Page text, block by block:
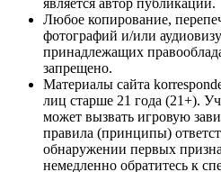
Любое копирование,
фотографий и/или
принадлежащих
запрещено.
Материалы сайта
лиц старше 21 года (21+).
может вызвать игровую
правила (принципы)
обнаружении первых
немедленно обратитесь к